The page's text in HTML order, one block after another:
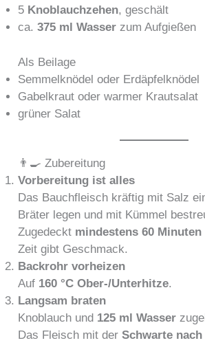
5 Knoblauchzehen, geschält
ca.375 ml Wasser zum Aufgießen
Als Beilage
Semmelknödel oder Erdäpfelknödel
Gabelkraut oder warmer Krautsalat
grüner Salat
👨‍🍳 Zubereitung
Vorbereitung ist alles
Das Bauchfleisch kräftig mit Salz
Bräter legen und mit Kümmel
Zugedeckt mindestens 60
Zeit gibt Geschmack.
Backrohr vorheizen
Auf 160 °C Ober-/Unterhitze.
Langsam braten
Knoblauch und 125 ml Wasser
Das Fleisch mit derSchwarte nach